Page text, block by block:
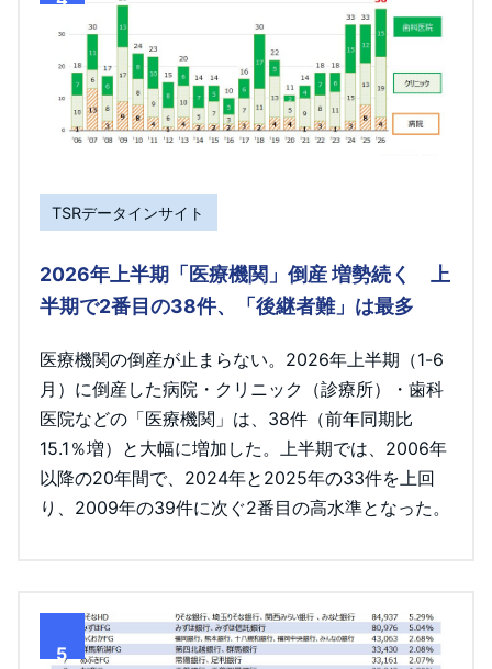
TSRデータインサイト
2026年上半期「医療機関」倒産 増勢続く 上
半期で2番目の38件、「後継者難」は最多
医療機関の倒産が止まらない。2026年上半期（1-6
月）に倒産した病院・クリニック（診療所）・歯科
医院などの「医療機関」は、38件（前年同期比
15.1％増）と大幅に増加した。上半期では、2006年
以降の20年間で、2024年と2025年の33件を上回
り、2009年の39件に次ぐ2番目の高水準となった。
5